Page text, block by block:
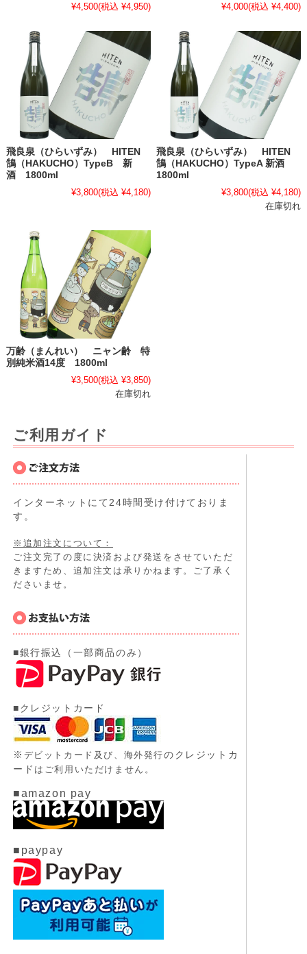
¥4,500(税込 ¥4,950)
¥4,000(税込 ¥4,400)
飛良泉（ひらいずみ） HITEN
鵠（HAKUCHO）TypeB 新
酒 1800ml
¥3,800(税込 ¥4,180)
飛良泉（ひらいずみ） HITEN
鵠（HAKUCHO）TypeA 新酒
1800ml
¥3,800(税込 ¥4,180)
在庫切れ
万齢（まんれい） ニャン齢 特
別純米酒14度 1800ml
¥3,500(税込 ¥3,850)
在庫切れ
ご利用ガイド
インターネットにて24時間受け付けておりま
す。
※追加注文について：
ご注文完了の度に決済および発送をさせていただ
きますため、追加注文は承りかねます。ご了承く
ださいませ。
■銀行振込（一部商品のみ）
■クレジットカード
※ デビットカード及び、 海外発行のクレジットカ
ード はご利用いただけません。
■amazon pay
■paypay